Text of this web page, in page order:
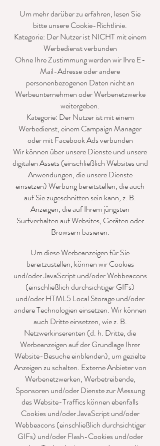
Um mehr darüber zu erfahren, lesen Sie
bitte unsere Cookie-Richtlinie.
Kategorie: Der Nutzer ist NICHT mit einem
Werbedienst verbunden
Ohne Ihre Zustimmung werden wir Ihre E-
Mail-Adresse oder andere
personenbezogenen Daten nicht an
Werbeunternehmen oder Werbenetzwerke
weitergeben.
Kategorie: Der Nutzer ist mit einem
Werbedienst, einem Campaign Manager
oder mit Facebook Ads verbunden
Wir können über unsere Dienste und unsere
digitalen Assets (einschließlich Websites und
Anwendungen, die unsere Dienste
einsetzen) Werbung bereitstellen, die auch
auf Sie zugeschnitten sein kann, z. B.
Anzeigen, die auf Ihrem jüngsten
Surfverhalten auf Websites, Geräten oder
Browsern basieren.
Um diese Werbeanzeigen für Sie
bereitzustellen, können wir Cookies
und/oder JavaScript und/oder Webbeacons
(einschließlich durchsichtiger GIFs)
und/oder HTML5 Local Storage und/oder
andere Technologien einsetzen. Wir können
auch Dritte einsetzen, wie z. B.
Netzwerkinserenten (d. h. Dritte, die
Werbeanzeigen auf der Grundlage Ihrer
Website-Besuche einblenden), um gezielte
Anzeigen zu schalten. Externe Anbieter von
Werbenetzwerken, Werbetreibende,
Sponsoren und/oder Dienste zur Messung
des Website-Traffics können ebenfalls
Cookies und/oder JavaScript und/oder
Webbeacons (einschließlich durchsichtiger
GIFs) und/oder Flash-Cookies und/oder